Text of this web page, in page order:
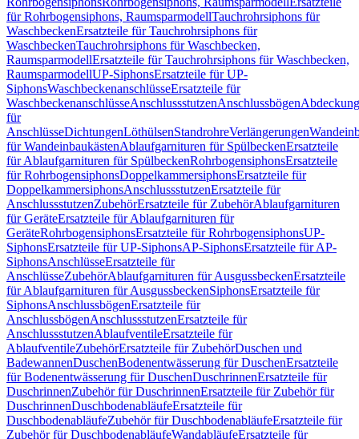
für Rohrbogensiphons, RaumsparmodellTauchrohrsiphons für
WaschbeckenErsatzteile für Tauchrohrsiphons für
WaschbeckenTauchrohrsiphons für Waschbecken,
RaumsparmodellErsatzteile für Tauchrohrsiphons für Waschbecken,
RaumsparmodellUP-SiphonsErsatzteile für UP-
SiphonsWaschbeckenanschlüsseErsatzteile für
WaschbeckenanschlüsseAnschlussstutzenAnschlussbögen
für
AnschlüsseDichtungenLöthülsenStandrohreVerlängerungen
für WandeinbaukästenAblaufgarnituren für SpülbeckenErsatzteile
für Ablaufgarnituren für SpülbeckenRohrbogensiphonsErsatzteile
für RohrbogensiphonsDoppelkammersiphonsErsatzteile für
DoppelkammersiphonsAnschlussstutzenErsatzteile für
AnschlussstutzenZubehörErsatzteile für ZubehörAblaufgarnituren
für GeräteErsatzteile für Ablaufgarnituren für
GeräteRohrbogensiphonsErsatzteile für RohrbogensiphonsUP-
SiphonsErsatzteile für UP-SiphonsAP-SiphonsErsatzteile für AP-
SiphonsAnschlüsseErsatzteile für
AnschlüsseZubehörAblaufgarnituren für AusgussbeckenErsatzteile
für Ablaufgarnituren für AusgussbeckenSiphonsErsatzteile für
SiphonsAnschlussbögenErsatzteile für
AnschlussbögenAnschlussstutzenErsatzteile für
AnschlussstutzenAblaufventileErsatzteile für
AblaufventileZubehörErsatzteile für ZubehörDuschen und
BadewannenDuschenBodenentwässerung für DuschenErsatzteile
für Bodenentwässerung für DuschenDuschrinnenErsatzteile für
DuschrinnenZubehör für DuschrinnenErsatzteile für Zubehör für
DuschrinnenDuschbodenabläufeErsatzteile für
DuschbodenabläufeZubehör für DuschbodenabläufeErsatzteile für
Zubehör für DuschbodenabläufeWandabläufeErsatzteile für